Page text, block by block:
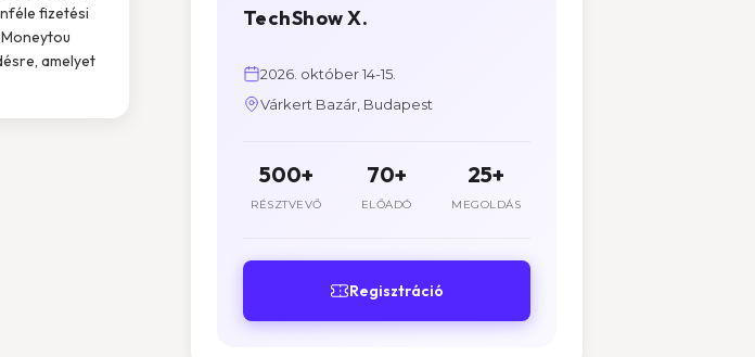
fizetési
amelyet
TechShow X.
2026. október 14-15.
Várkert Bazár, Budapest
500+
RÉSZTVEVŐ
70+
ELŐADÓ
25+
MEGOLDÁS
Regisztráció